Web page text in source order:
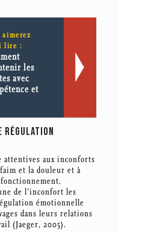
aimerez
lire :
les
avec
et
attentives aux inconforts
et la douleur et à
de l’inconfort les
émotionnelle
dans leurs relations
(Jaeger, 2005).